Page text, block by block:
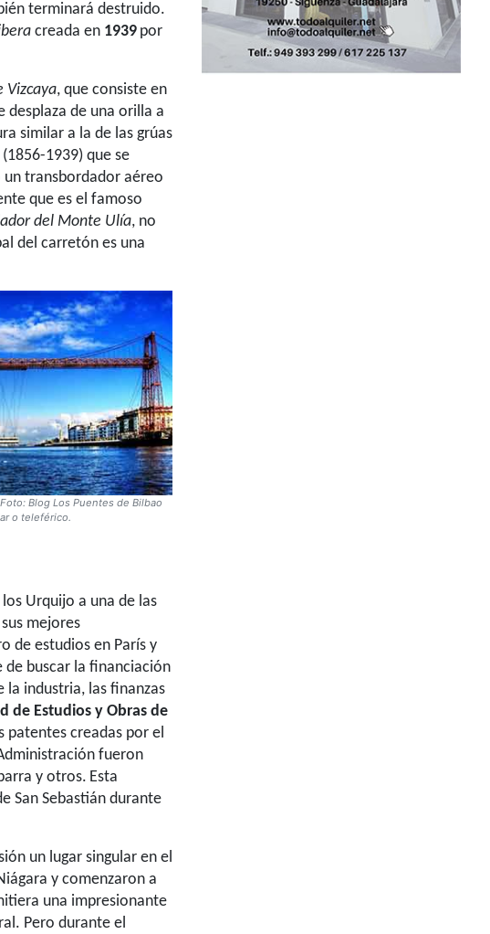
terminará destruido.
creada en 1939 por
Vizcaya, que consiste en
desplaza de una orilla a
similar a la de las grúas
(1856-1939) que se
un transbordador aéreo
que es el famoso
del Monte Ulía, no
del carretón es una
Blog Los Puentes de Bilbao
o teleférico.
Urquijo a una de las
mejores
de estudios en París y
de buscar la financiación
la industria, las finanzas
de Estudios y Obras de
patentes creadas por el
fueron
y otros. Esta
San Sebastián durante
un lugar singular en el
y comenzaron a
una impresionante
Pero durante el